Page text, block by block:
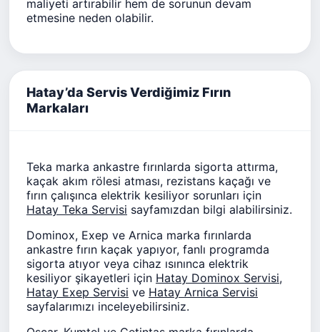
maliyeti artırabilir hem de sorunun devam
etmesine neden olabilir.
Hatay’da Servis Verdiğimiz Fırın
Markaları
Teka marka ankastre fırınlarda sigorta attırma,
kaçak akım rölesi atması, rezistans kaçağı ve
fırın çalışınca elektrik kesiliyor sorunları için
Hatay Teka Servisi sayfamızdan bilgi alabilirsiniz.
Dominox, Exep ve Arnica marka fırınlarda
ankastre fırın kaçak yapıyor, fanlı programda
sigorta atıyor veya cihaz ısınınca elektrik
kesiliyor şikayetleri için Hatay Dominox Servisi,
Hatay Exep Servisi ve Hatay Arnica Servisi
sayfalarımızı inceleyebilirsiniz.